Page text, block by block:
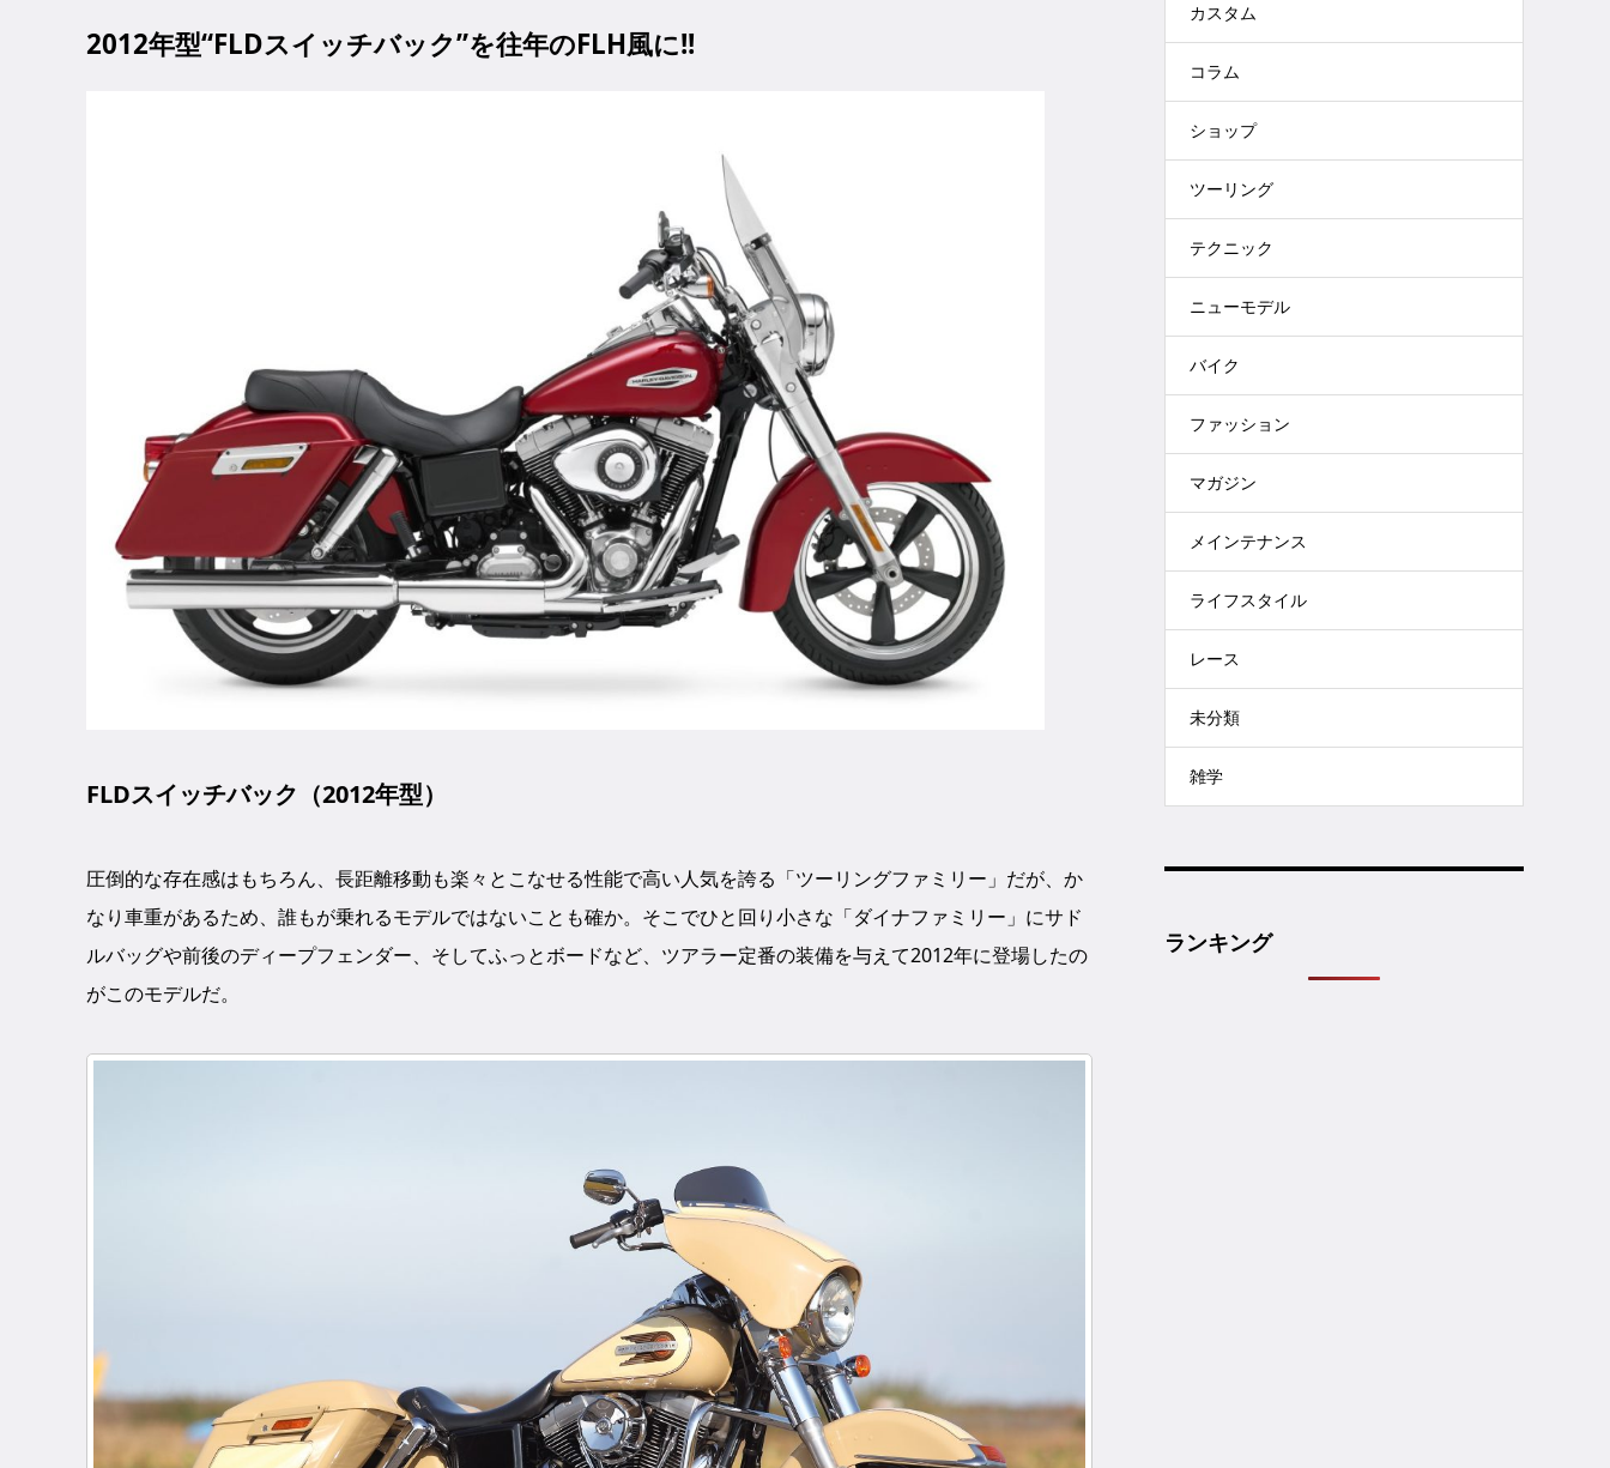
2012年型“FLDスイッチバック”を往年のFLH風に!!
FLDスイッチバック（2012年型）
圧倒的な存在感はもちろん、長距離移動も楽々とこなせる性能で高い人気を誇る「ツーリングファミリー」だが、か
なり車重があるため、誰もが乗れるモデルではないことも確か。そこでひと回り小さな「ダイナファミリー」にサド
ルバッグや前後のディープフェンダー、そしてふっとボードなど、ツアラー定番の装備を与えて2012年に登場したの
がこのモデルだ。
カスタム
コラム
ショップ
ツーリング
テクニック
ニューモデル
バイク
ファッション
マガジン
メインテナンス
ライフスタイル
レース
未分類
雑学
ランキング